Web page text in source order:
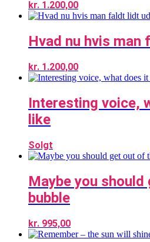
kr. 1.200,00
Hvad nu hvis
kr. 1.200,00
Interesting voice,
like
Solgt
Maybe you
bubble
kr. 995,00